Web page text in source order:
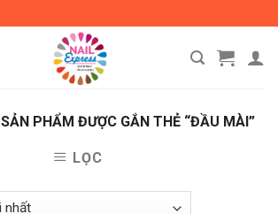
SẢN PHẨM ĐƯỢC GẮN THẺ “ĐẦU MÀI”
LỌC